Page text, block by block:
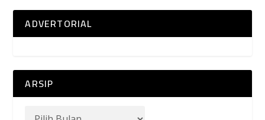
ADVERTORIAL
ARSIP